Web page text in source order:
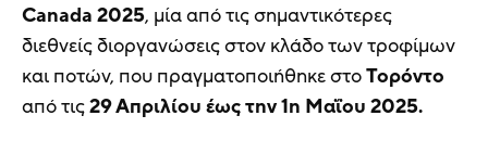
Canada 2025, μία από τις σημαντικότερες
διεθνείς διοργανώσεις στον κλάδο των τροφίμων
και ποτών, που πραγματοποιήθηκε στοΤορόντο
από τις29 Απριλίου έως την 1η Μαΐου 2025.